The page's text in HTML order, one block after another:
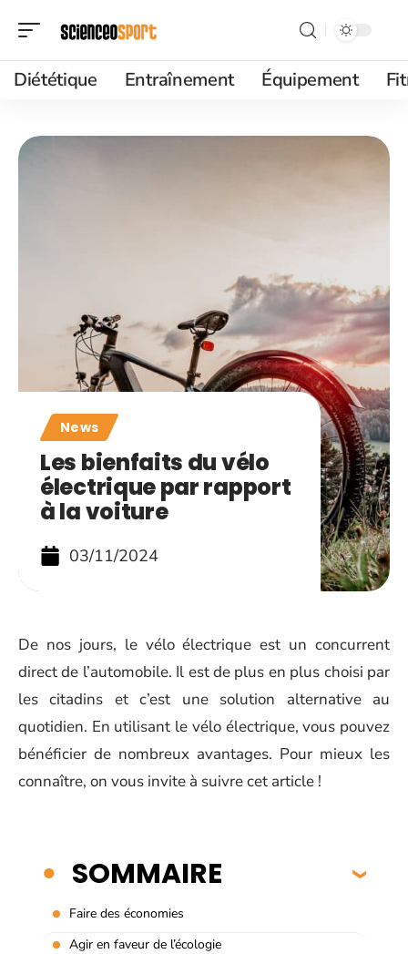
Diététique Entraînement Équipement
News
Les bienfaits du vélo
électrique par rapport
à la voiture
03/11/2024
De nos jours, le vélo électrique est un concurrent
direct de l’automobile. Il est de plus en plus choisi par
les citadins et c’est une solution alternative au
quotidien. En utilisant le vélo électrique, vous pouvez
bénéficier de nombreux avantages. Pour mieux les
connaître, on vous invite à suivre cet article !
SOMMAIRE
Faire des économies
Agir en faveur de l’écologie